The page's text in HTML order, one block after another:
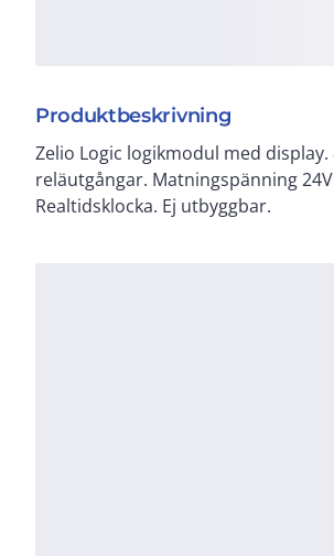
Produktbeskrivning
Zelio Logic logikmodul med
reläutgångar. Matningspänning
Realtidsklocka. Ej utbyggbar.